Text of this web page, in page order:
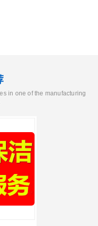
in one of the manufacturing